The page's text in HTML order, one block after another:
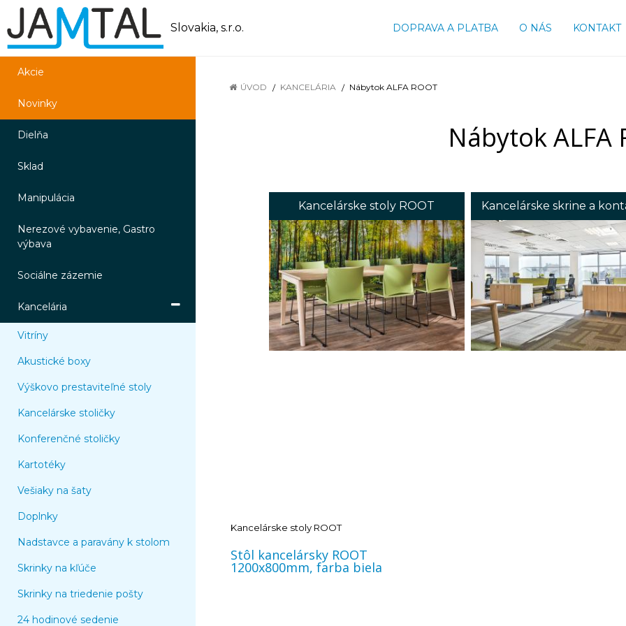
Slovakia, s.r.o. DOPRAVA A PLATBA O NÁS KONTAKT
Akcie
Novinky
Dielňa
Sklad
Manipulácia
Nerezové vybavenie, Gastro
výbava
Sociálne zázemie
Kancelária
Vitríny
Akustické boxy
Výškovo prestaviteľné stoly
Kancelárske stoličky
Konferenčné stoličky
Kartotéky
Vešiaky na šaty
Doplnky
Nadstavce a paravány k stolom
Skrinky na kľúče
Skrinky na triedenie pošty
24 hodinové sedenie
ÚVOD KANCELÁRIA Nábytok ALFA ROOT
Nábytok ALFA
Kancelárske stoly ROOT Kancelárske skrine a
Kancelárske stoly ROOT
Stôl kancelársky ROOT
1200x800mm, farba biela